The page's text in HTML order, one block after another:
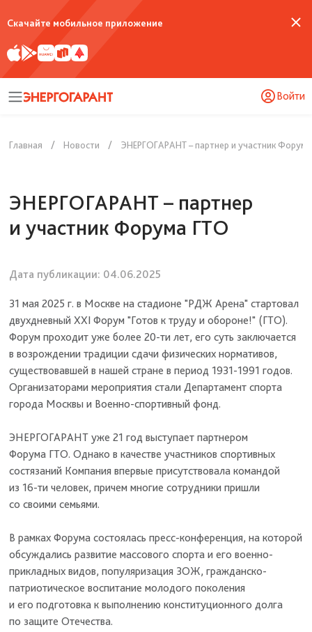
Скачайте мобильное приложение
Войти
Главная Новости ЭНЕРГОГАРАНТ – партнер и участник
ЭНЕРГОГАРАНТ – партнер
и участник Форума ГТО
Дата публикации: 04.06.2025
31 мая 2025 г. в Москве на стадионе "РДЖ Арена" стартовал
двухдневный XXI Форум "Готов к труду и обороне!" (ГТО).
Форум проходит уже более 20-ти лет, его суть заключается
в возрождении традиции сдачи физических нормативов,
существовавшей в нашей стране в период 1931-1991 годов.
Организаторами мероприятия стали Департамент спорта
города Москвы и Военно-спортивный фонд.
ЭНЕРГОГАРАНТ уже 21 год выступает партнером
Форума ГТО. Однако в качестве участников спортивных
состязаний Компания впервые присутствовала командой
из 16-ти человек, причем многие сотрудники пришли
со своими семьями.
В рамках Форума состоялась пресс-конференция, на которой
обсуждались развитие массового спорта и его военно-
прикладных видов, популяризация ЗОЖ, гражданско-
патриотическое воспитание молодого поколения
и его подготовка к выполнению конституционного долга
по защите Отечества.